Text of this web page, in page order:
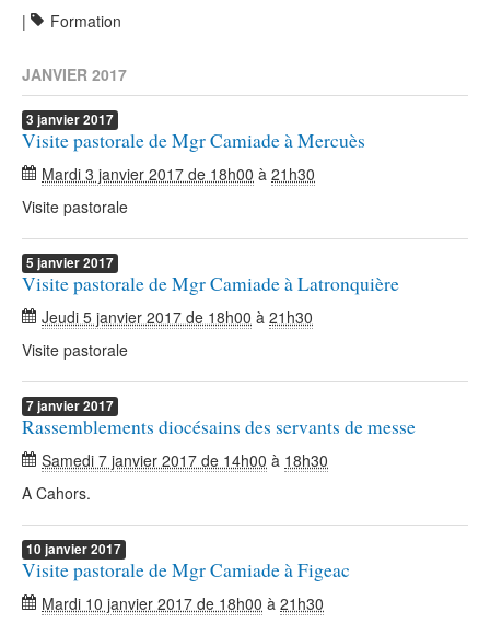
|
Formation
JANVIER 2017
3 janvier2017
Visite pastorale de Mgr Camiade à Mercuès
Mardi 3 janvier 2017 de 18h00 à 21h30
Visite pastorale
5 janvier2017
Visite pastorale de Mgr Camiade à Latronquière
Jeudi 5 janvier 2017 de 18h00 à 21h30
Visite pastorale
7janvier2017
Rassemblements diocésains des servants de messe
Samedi 7 janvier 2017 de 14h00 à 18h30
A Cahors.
10 janvier2017
Visite pastorale de Mgr Camiade à Figeac
Mardi 10 janvier 2017 de 18h00 à 21h30